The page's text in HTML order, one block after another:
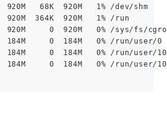
920M   68K  920M   1% /dev/shm
920M  364K  920M   1% /run
920M     0  920M   0% /sys/fs/
184M     0  184M   0% /run/user/0
184M     0  184M   0% /run/user/